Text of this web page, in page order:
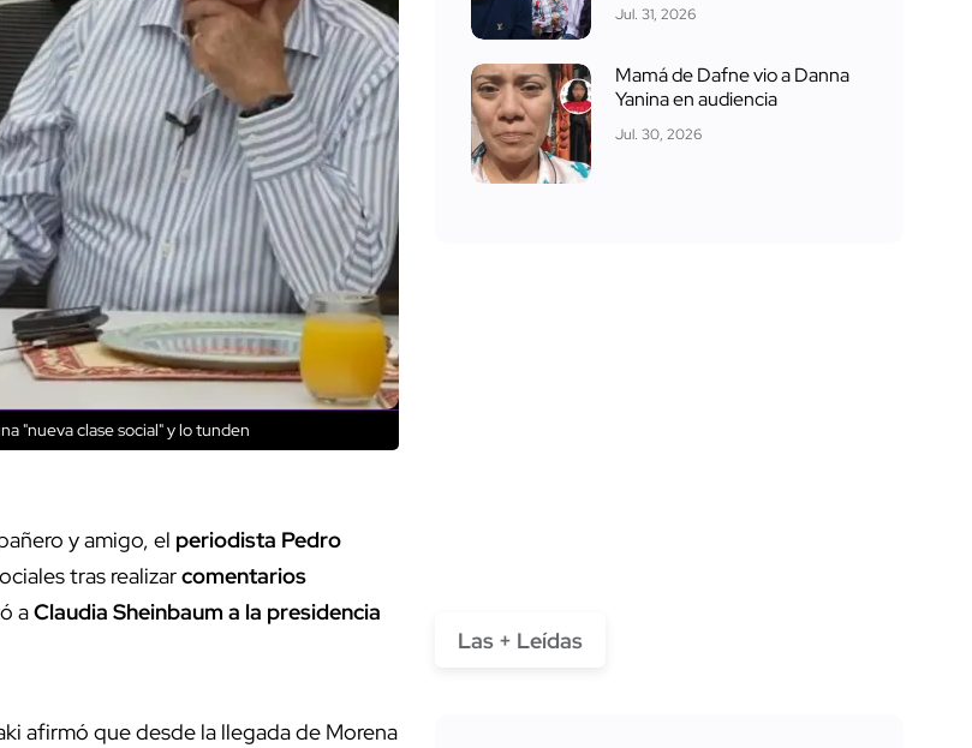
"nueva clase social" y lo tunden
y amigo, el periodista Pedro
tras realizarcomentarios
aClaudia Sheinbaum a la presidencia
afirmó que desde la llegada de Morena
Jul. 31, 2026
Mamá de Dafne vio a Danna
Yanina en audiencia
Jul. 30, 2026
Las + Leídas